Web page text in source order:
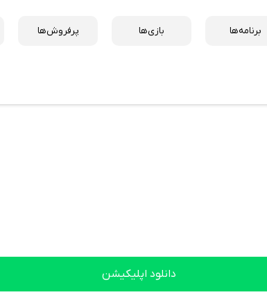
برنامه‌ها بازی‌ها پرفروش‌ها
دانلود اپلیکیشن